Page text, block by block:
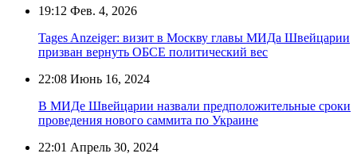
19:12 Фев. 4, 2026
Tages Anzeiger: визит в Москву главы МИДа Швейцарии
призван вернуть ОБСЕ политический вес
22:08 Июнь 16, 2024
В МИДе Швейцарии назвали предположительные сроки
проведения нового саммита по Украине
22:01 Апрель 30, 2024